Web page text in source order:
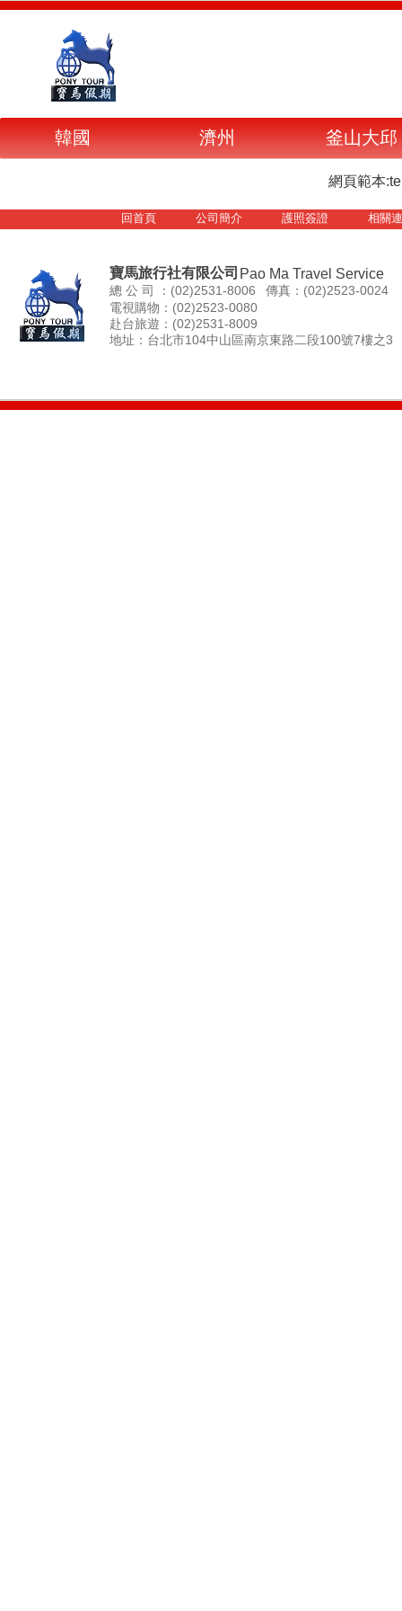
韓國 濟州 釜山大邱
網頁範本
回首頁 公司簡介 護照簽證 相關
寶馬旅行社有限公司 Pao Ma Travel Service
總 公 司 ：(02)2531-8006
傳真：(02)2523-0024
電視購物：(02)2523-0080
赴台旅遊：(02)2531-8009
地址：台北市104中山區南京東路二段100號7樓之3